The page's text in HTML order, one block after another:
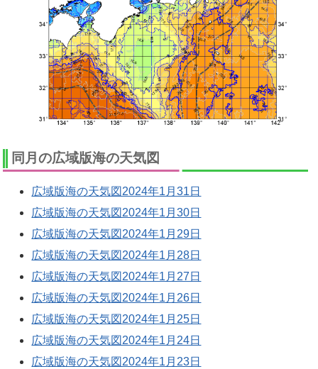
同月の広域版海の天気図
広域版海の天気図2024年1月31日
広域版海の天気図2024年1月30日
広域版海の天気図2024年1月29日
広域版海の天気図2024年1月28日
広域版海の天気図2024年1月27日
広域版海の天気図2024年1月26日
広域版海の天気図2024年1月25日
広域版海の天気図2024年1月24日
広域版海の天気図2024年1月23日